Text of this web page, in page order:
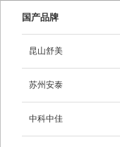
国产品牌
昆山舒美
苏州安泰
中科中佳